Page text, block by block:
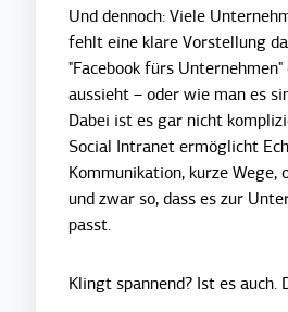
Und dennoch: Viele
fehlt eine klare Vorstellung
"Facebook fürs
aussieht – oder wie man es
Dabei ist es gar nicht
Social Intranet ermöglicht
Kommunikation, kurze Wege,
und zwar so, dass es zur
passt.
Klingt spannend? Ist es auch.